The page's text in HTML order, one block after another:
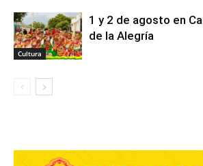
Cultura
1 y 2 de agosto en
de la Alegría